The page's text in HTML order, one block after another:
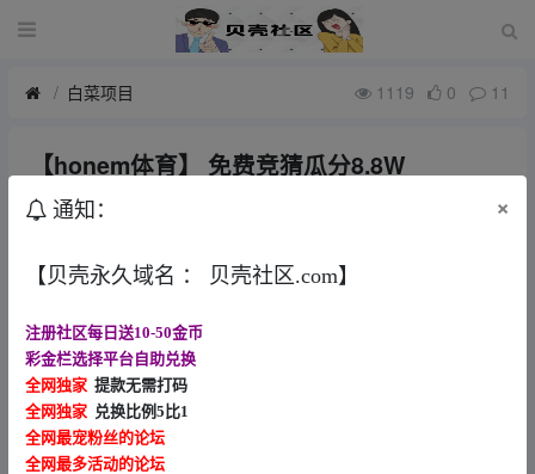
白菜项目 1119 0 11
【honem体育】 免费竞猜瓜分8.8W
心夏
进去贝壳的链接里面有免费竞猜
每期都有
不需要充值就可以竞猜
通知： ×
【贝壳永久域名 ： 贝壳社区.com】
注册社区每日送10-50金币
彩金栏选择平台自助兑换
全网独家 提款无需打码
全网独家 兑换比例5比1
全网最宠粉丝的论坛
全网最多活动的论坛